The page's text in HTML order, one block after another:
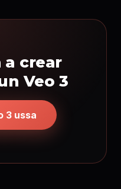
a crear
Veo 3
3 ussa